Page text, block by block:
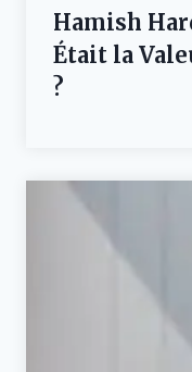
Hamish
Était la
?